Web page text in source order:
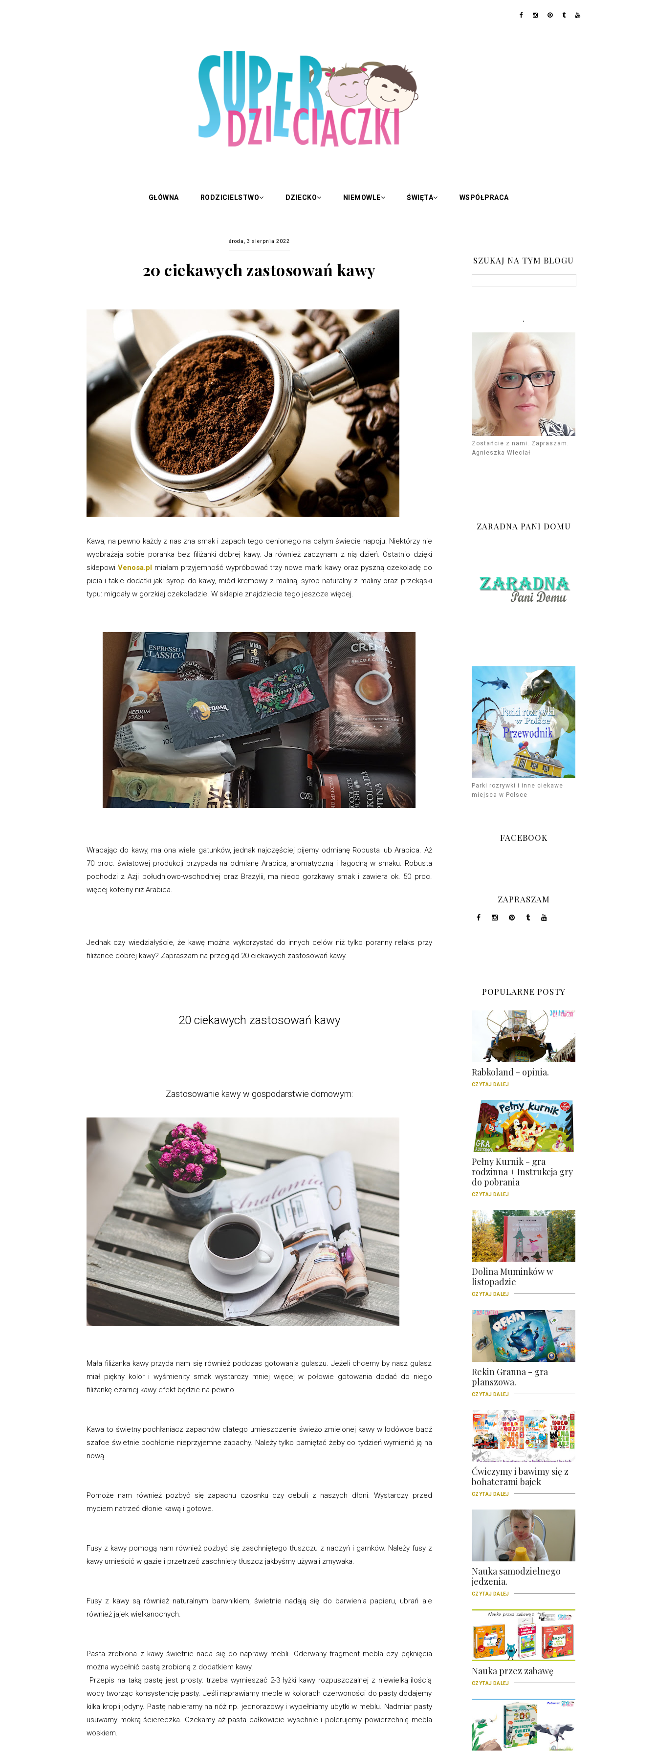
GŁÓWNA RODZICIELSTWO DZIECKO NIEMOWLE ŚWIĘTA WSPÓŁPRACA
środa, 3 sierpnia 2022
20 ciekawych zastosowań kawy
Kawa, na pewno każdy z nas zna smak i zapach tego cenionego na całym świecie napoju. Niektórzy nie
wyobrażają sobie poranka bez filiżanki dobrej kawy. Ja również zaczynam z nią dzień. Ostatnio dzięki
sklepowi Venosa.plmiałam przyjemność wypróbować trzy nowe marki kawy oraz pyszną czekoladę do
picia i takie dodatki jak: syrop do kawy, miód kremowy z maliną, syrop naturalny z maliny oraz przekąski
typu: migdały w gorzkiej czekoladzie. W sklepie znajdziecie tego jeszcze więcej.
Wracając do kawy, ma ona wiele gatunków, jednak najczęściej pijemy odmianę Robusta lub Arabica. Aż
70 proc. światowej produkcji przypada na odmianę Arabica, aromatyczną i łagodną w smaku. Robusta
pochodzi z Azji południowo-wschodniej oraz Brazylii, ma nieco gorzkawy smak i zawiera ok. 50 proc.
więcej kofeiny niż Arabica.
Jednak czy wiedziałyście, że kawę można wykorzystać do innych celów niż tylko poranny relaks przy
filiżance dobrej kawy? Zapraszam na przegląd 20 ciekawych zastosowań kawy.
20 ciekawych zastosowań kawy
Zastosowanie kawy w gospodarstwie domowym:
Mała filiżanka kawy przyda nam się również podczas gotowania gulaszu. Jeżeli chcemy by nasz gulasz
miał piękny kolor i wyśmienity smak wystarczy mniej więcej w połowie gotowania dodać do niego
filiżankę czarnej kawy efekt będzie na pewno.
Kawa to świetny pochłaniacz zapachów dlatego umieszczenie świeżo zmielonej kawy w lodówce bądź
szafce świetnie pochłonie nieprzyjemne zapachy. Należy tylko pamiętać żeby co tydzień wymienić ją na
nową.
Pomoże nam również pozbyć się zapachu czosnku czy cebuli z naszych dłoni. Wystarczy przed
myciem natrzeć dłonie kawą i gotowe.
Fusy z kawy pomogą nam również pozbyć się zaschniętego tłuszczu z naczyń i garnków. Należy fusy z
kawy umieścić w gazie i przetrzeć zaschnięty tłuszcz jakbyśmy używali zmywaka.
Fusy z kawy są również naturalnym barwnikiem, świetnie nadają się do barwienia papieru, ubrań ale
również jajek wielkanocnych.
Pasta zrobiona z kawy świetnie nada się do naprawy mebli. Oderwany fragment mebla czy pęknięcia
można wypełnić pastą zrobioną z dodatkiem kawy.
Przepis na taką pastę jest prosty: trzeba wymieszać 2-3 łyżki kawy rozpuszczalnej z niewielką ilością
wody tworząc konsystencję pasty. Jeśli naprawiamy meble w kolorach czerwoności do pasty dodajemy
kilka kropli jodyny. Pastę nabieramy na nóż np. jednorazowy i wypełniamy ubytki w meblu. Nadmiar pasty
usuwamy mokrą ściereczka. Czekamy aż pasta całkowicie wyschnie i polerujemy powierzchnię mebla
woskiem.
SZUKAJ NA TYM BLOGU
.
Zostańcie z nami. Zapraszam.
Agnieszka Wleciał
ZARADNA PANI DOMU
Parki rozrywki i inne ciekawe
miejsca w Polsce
FACEBOOK
ZAPRASZAM
POPULARNE POSTY
Rabkoland - opinia.
CZYTAJ DALEJ
Pełny Kurnik - gra
rodzinna + Instrukcja gry
do pobrania
CZYTAJ DALEJ
Dolina Muminków w
listopadzie
CZYTAJ DALEJ
Rekin Granna - gra
planszowa.
CZYTAJ DALEJ
Ćwiczymy i bawimy się z
bohaterami bajek
CZYTAJ DALEJ
Nauka samodzielnego
jedzenia.
CZYTAJ DALEJ
Nauka przez zabawę
CZYTAJ DALEJ